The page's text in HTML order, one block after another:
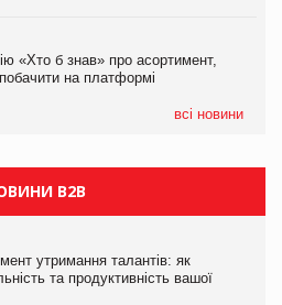
«Хто б знав» про асортимент,
на платформі
всі новини
B2B
утримання талантів: як
та продуктивність вашої